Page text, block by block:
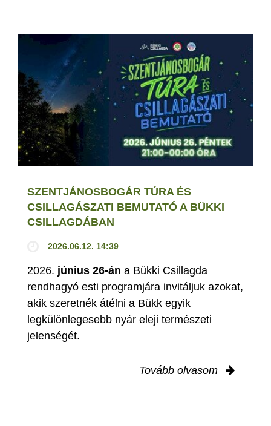
SZENTJÁNOSBOGÁR TÚRA ÉS
CSILLAGÁSZATI BEMUTATÓ A BÜKKI
CSILLAGDÁBAN
2026.06.12. 14:39
2026. június 26-án a Bükki Csillagda
rendhagyó esti programjára invitáljuk azokat,
akik szeretnék átélni a Bükk egyik
legkülönlegesebb nyár eleji természeti
jelenségét.
Tovább olvasom